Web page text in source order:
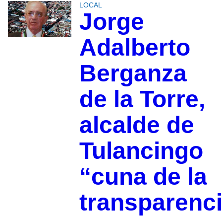
LOCAL
Jorge
Adalberto
Berganza
de la Torre,
alcalde de
Tulancingo
“cuna de la